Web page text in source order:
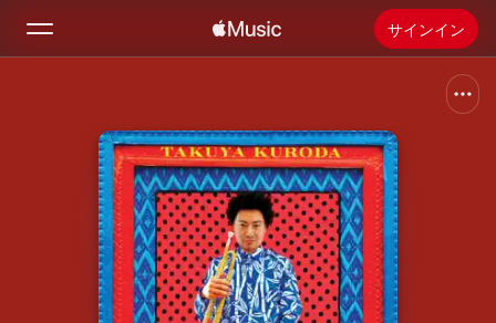
サインイン
ホーム
新着おすすめ
ラジオ
Apple Musicをインストール